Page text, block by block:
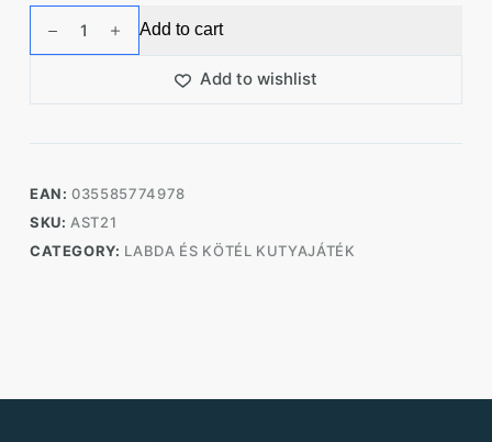
SqueakAir
méret
quantity
Add to cart
Add to wishlist
EAN:035585774978
SKU: AST21
CATEGORY: LABDA ÉS KÖTÉL KUTYAJÁTÉK